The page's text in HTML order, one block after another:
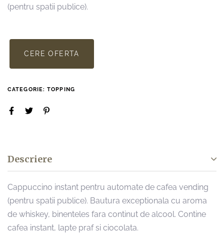
(pentru spatii publice).
CERE OFERTA
CATEGORIE:TOPPING
Descriere
Cappuccino instant pentru automate de cafea vending
(pentru spatii publice). Bautura exceptionala cu aroma
de whiskey, binenteles fara continut de alcool. Contine
cafea instant, lapte praf si ciocolata.